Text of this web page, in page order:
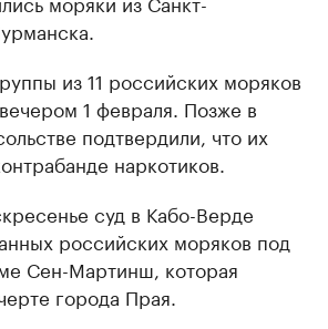
из 11 российских моряков
1 февраля. Позже в
подтвердили, что их
наркотиков.
суд в Кабо-Верде
российских моряков под
Сен-Мартинш, которая
города Прая.